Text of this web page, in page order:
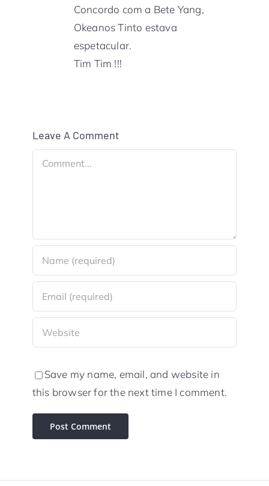
Concordo com a Bete Yang,
Okeanos Tinto estava
espetacular.
Tim Tim !!!
Leave A Comment
Comment
Save my name, email, and website in
this browser for the next time I comment.